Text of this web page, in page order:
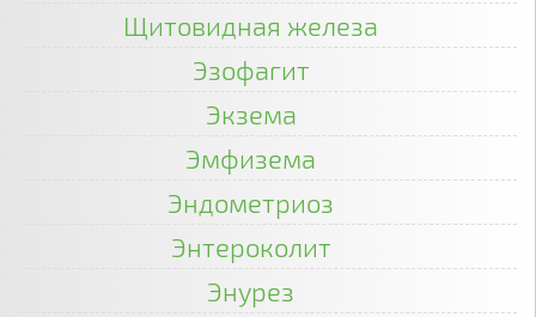
Щитовидная железа
Эзофагит
Экзема
Эмфизема
Эндометриоз
Энтероколит
Энурез